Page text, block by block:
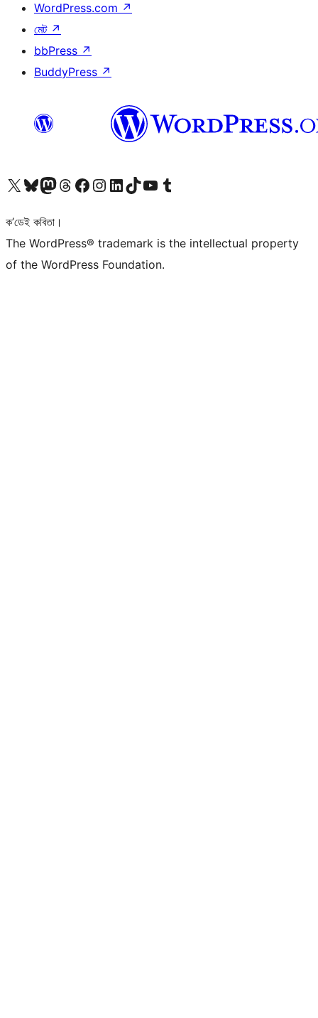
WordPress.com ↗
মেট ↗
bbPress ↗
BuddyPress ↗
আমাৰ X (আগৰ Twitter) একাউণ্টলৈ যাওকআমাৰ Bluesky একাউণ্টলৈ যাওকআমাৰ Mastodon একাউণ্টলৈ যাওকআমাৰ Threads একাউণ্টলৈ যাওকআমাৰ Facebook পৃষ্ঠালৈ যাওকআমাৰ Instagram একাউণ্টলৈ যাওকআমাৰ LinkedIn একাউণ্টলৈ যাওকআমাৰ TikTok একাউণ্টলৈ যাওকআমাৰ YouTube চেনেললৈ যাওকআমাৰ Tumblr একাউণ্টলৈ যাওক
ক’ডেই কবিতা।
The WordPress® trademark is the intellectual property
of the WordPress Foundation.